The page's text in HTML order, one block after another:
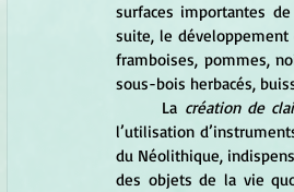
surfaces importantes
suite, le développement
framboises, pommes,
sous-bois herbacés,
	La
création de
l’utilisation
du Néolithique,
des objets de la vie